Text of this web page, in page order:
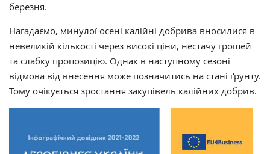
березня.
Нагадаємо, минулої осені калійні добрива вносилися в
невеликій кількості через високі ціни, нестачу грошей
та слабку пропозицію. Однак в наступному сезоні
відмова від внесення може позначитись на стані ґрунту.
Тому очікується зростання закупівель калійних добрив.